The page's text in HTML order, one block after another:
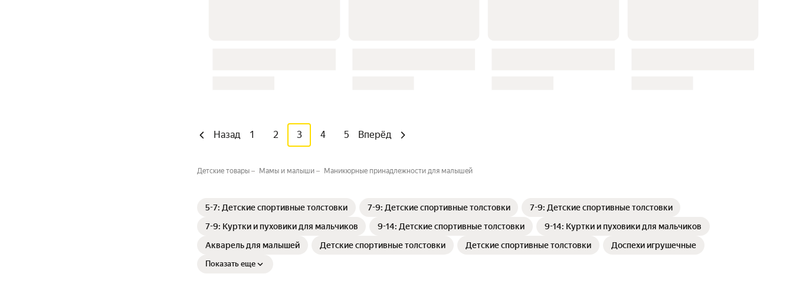
Назад 1 2 3 4 5 Вперёд
Детские товары Мамы и малыши Маникюрные принадлежности для малышей
5-7: Детские спортивные толстовки 7-9: Детские спортивные толстовки
7-9: Детские спортивные толстовки
7-9: Куртки и пуховики для мальчиков
9-14: Детские спортивные толстовки
9-14: Куртки и пуховики для мальчиков
Акварель для малышей
Детские спортивные толстовки Детские спортивные толстовки Доспехи игрушечные
Показать еще